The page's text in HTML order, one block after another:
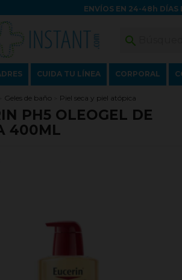
ENVÍOS EN 24-48h DÍAS

CUIDA TU LÍNEA CORPORAL
Geles de baño Piel seca y piel atópica
PH5 OLEOGEL DE
400ML